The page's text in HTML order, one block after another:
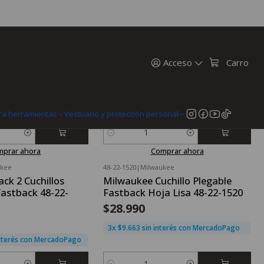
Acceso Carro
herramientas Vestuario y protección personal
Cartonero
Repuestos
con MercadoPago
ahora
Milwaukee Fastback 48-22-1524
Cantidad
Comprar ahora
2 Cuchillos
48-22-
con MercadoPago
48-22-1520| Milwaukee
Milwaukee Cuchillo Plegable
Fastback Hoja Lisa 48-22-1520
$28.990
3x $9.663 sin interés con MercadoPago